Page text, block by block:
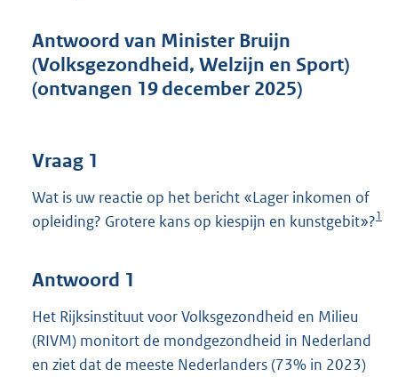
7
b
Antwoord van Minister Bruijn
(Volksgezondheid, Welzijn en Sport)
(ontvangen 19 december 2025)
Vraag 1
Wat is uw reactie op het bericht «Lager inkomen of
opleiding? Grotere kans op kiespijn en kunstgebit»?1
Antwoord 1
Het Rijksinstituut voor Volksgezondheid en Milieu
(RIVM) monitort de mondgezondheid in Nederland
en ziet dat de meeste Nederlanders (73% in 2023)